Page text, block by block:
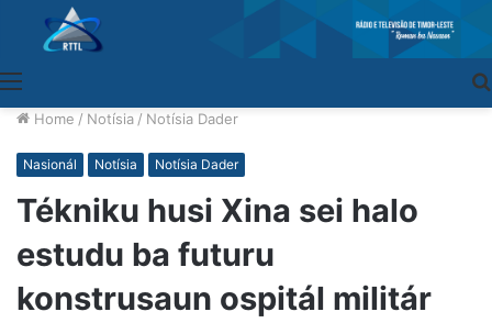
Home / Notísia / Notísia Dader
Nasionál Notísia Notísia Dader
Tékniku husi Xina sei halo
estudu ba futuru
konstrusaun ospitál militár